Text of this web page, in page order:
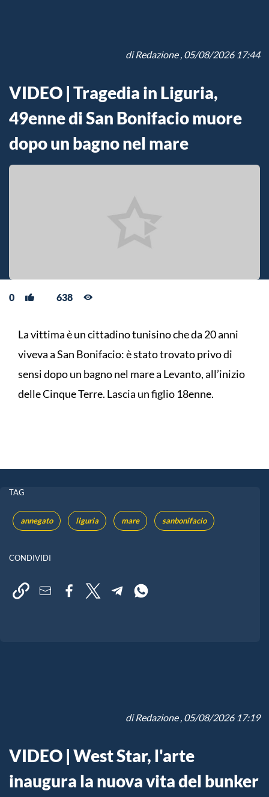
diRedazione, 05/08/2026 17:44
VIDEO | Tragedia in Liguria,
49enne di San Bonifacio muore
dopo un bagno nel mare
0 638
La vittima è un cittadino tunisino che da 20 anni
viveva a San Bonifacio: è stato trovato privo di
sensi dopo un bagno nel mare a Levanto, all’inizio
delle Cinque Terre. Lascia un figlio 18enne.
TAG
annegato liguria mare sanbonifacio
CONDIVIDI
diRedazione, 05/08/2026 17:19
VIDEO | West Star, l'arte
inaugura la nuova vita del bunker